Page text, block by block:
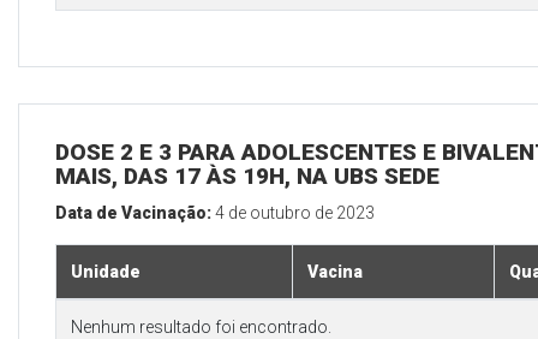
DOSE 2 E 3 PARA ADOLESCENTES E
MAIS, DAS 17 ÀS 19H, NA UBS SEDE
Data de Vacinação:4 de outubro de 2023
Unidade Vacina
Nenhum resultado foi encontrado.